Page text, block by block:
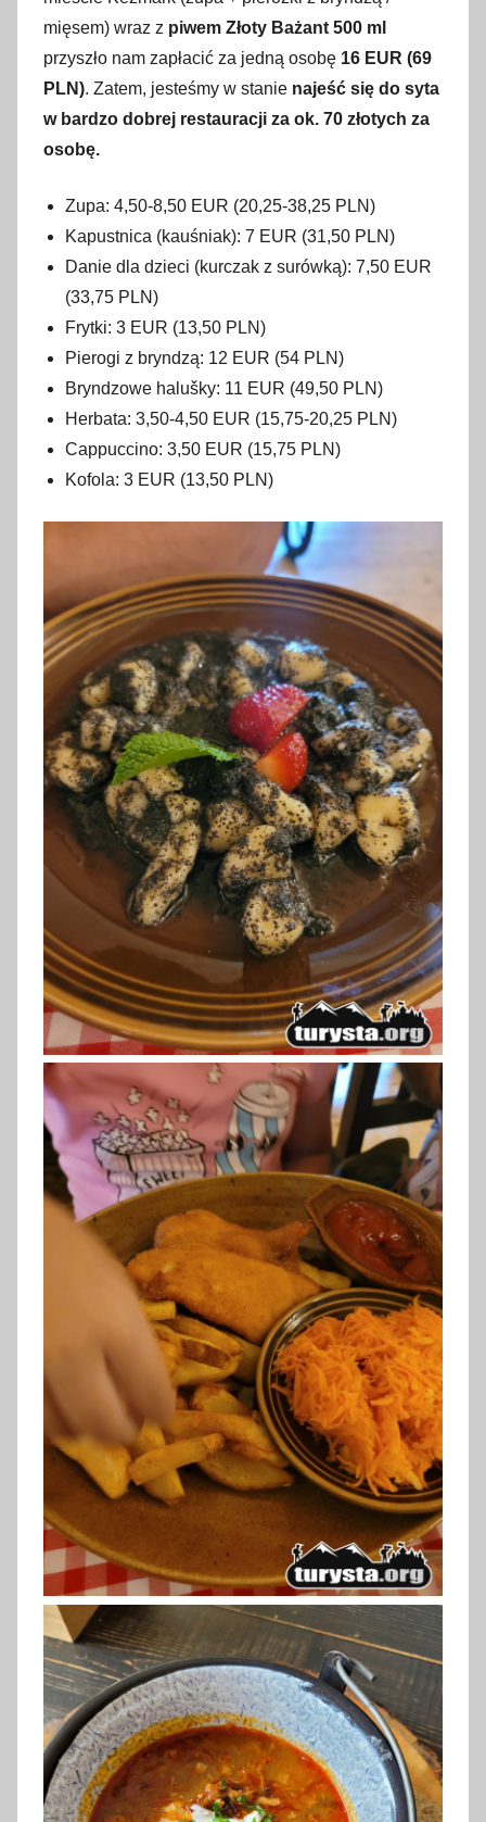
mięsem) wraz z piwem Złoty Bażant 500 ml
przyszło nam zapłacić za jedną osobę 16 EUR (69
PLN). Zatem, jesteśmy w stanie najeść się do syta
w bardzo dobrej restauracji za ok. 70 złotych za
osobę.
Zupa: 4,50-8,50 EUR (20,25-38,25 PLN)
Kapustnica (kauśniak): 7 EUR (31,50 PLN)
Danie dla dzieci (kurczak z surówką): 7,50 EUR
(33,75 PLN)
Frytki: 3 EUR (13,50 PLN)
Pierogi z bryndzą: 12 EUR (54 PLN)
Bryndzowe halušky: 11 EUR (49,50 PLN)
Herbata: 3,50-4,50 EUR (15,75-20,25 PLN)
Cappuccino: 3,50 EUR (15,75 PLN)
Kofola: 3 EUR (13,50 PLN)